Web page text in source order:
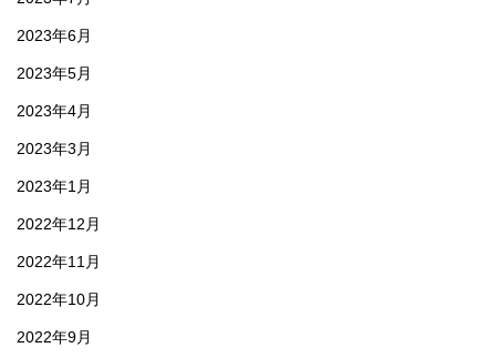
2023年6月
2023年5月
2023年4月
2023年3月
2023年1月
2022年12月
2022年11月
2022年10月
2022年9月